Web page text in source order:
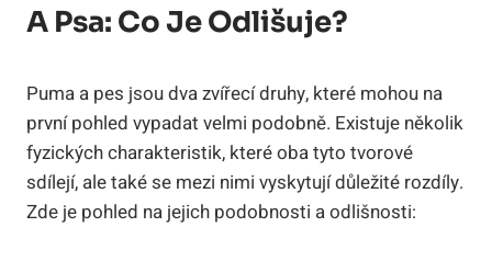
A Psa: Co Je Odlišuje?
Puma a pes jsou dva zvířecí druhy, které mohou na
první pohled vypadat velmi podobně. Existuje několik
fyzických charakteristik, které oba tyto tvorové
sdílejí, ale také se mezi nimi vyskytují důležité rozdíly.
Zde je pohled na jejich podobnosti a odlišnosti: